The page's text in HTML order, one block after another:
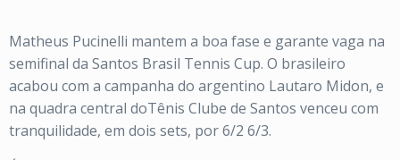
Matheus Pucinelli mantem a boa fase e garante vaga na
semifinal da Santos Brasil Tennis Cup. O brasileiro
acabou com a campanha do argentino Lautaro Midon, e
na quadra central doTênis Clube de Santos venceu com
tranquilidade, em dois sets, por 6/2 6/3.